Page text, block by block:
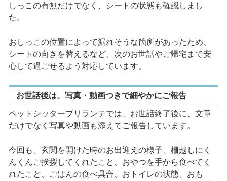
しっこの有無だけでなく、シートの状態も確認しまし
た。
おしっこの位置によって漏れそうな箇所があったため、
シートの向きを替えるなど、次のお世話やご帰宅まで安
心して過ごせるよう対応しています。
お世話後は、写真・動画つきで細やかにご報告
ペットシッターブリランテでは、お世話終了後に、文章
だけでなく写真や動画も添えてご報告しています。
今回も、玄関を開けた時のお出迎えの様子、柵越しにく
んくんご挨拶してくれたこと、おやつを手から食べてく
れたこと、ごはんの食べ具合、おトイレの状態、おも